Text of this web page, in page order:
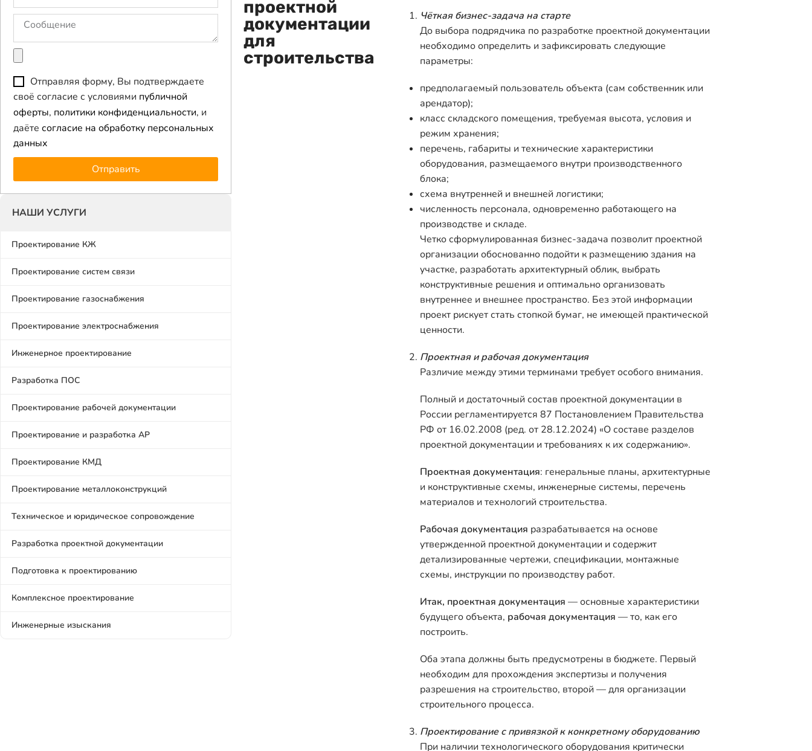
Отправляя форму, Вы подтверждаете
своё согласие с условиями публичной
оферты, политики конфиденциальности, и
даёте согласие на обработку персональных
данных
Отправить
НАШИ УСЛУГИ
Проектирование КЖ
Проектирование систем связи
Проектирование газоснабжения
Проектирование электроснабжения
Инженерное проектирование
Разработка ПОС
Проектирование рабочей документации
Проектирование и разработка АР
Проектирование КМД
Проектирование металлоконструкций
Техническое и юридическое сопровождение
Разработка проектной документации
Подготовка к проектированию
Комплексное проектирование
Инженерные изыскания
проектной
документации
для
строительства
Чёткая бизнес-задача на старте
До выбора подрядчика по разработке проектной документации
необходимо определить и зафиксировать следующие
параметры:
предполагаемый пользователь объекта (сам собственник или
арендатор);
класс складского помещения, требуемая высота, условия и
режим хранения;
перечень, габариты и технические характеристики
оборудования, размещаемого внутри производственного
блока;
схема внутренней и внешней логистики;
численность персонала, одновременно работающего на
производстве и складе.
Четко сформулированная бизнес-задача позволит проектной
организации обоснованно подойти к размещению здания на
участке, разработать архитектурный облик, выбрать
конструктивные решения и оптимально организовать
внутреннее и внешнее пространство. Без этой информации
проект рискует стать стопкой бумаг, не имеющей практической
ценности.
Проектная и рабочая документация
Различие между этими терминами требует особого внимания.
Полный и достаточный состав проектной документации в
России регламентируется 87 Постановлением Правительства
РФ от 16.02.2008 (ред. от 28.12.2024) «О составе разделов
проектной документации и требованиях к их содержанию».
Проектная документация: генеральные планы, архитектурные
и конструктивные схемы, инженерные системы, перечень
материалов и технологий строительства.
Рабочая документация разрабатывается на основе
утвержденной проектной документации и содержит
детализированные чертежи, спецификации, монтажные
схемы, инструкции по производству работ.
Итак, проектная документация — основные характеристики
будущего объекта, рабочая документация — то, как его
построить.
Оба этапа должны быть предусмотрены в бюджете. Первый
необходим для прохождения экспертизы и получения
разрешения на строительство, второй — для организации
строительного процесса.
Проектирование с привязкой к конкретному оборудованию
При наличии технологического оборудования критически